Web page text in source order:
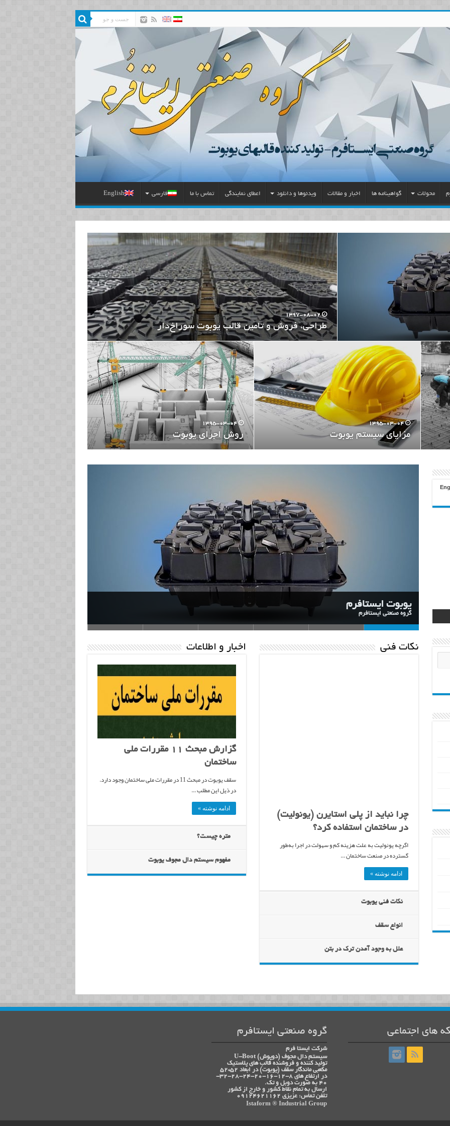
محولات گواهینامه ها اخبار و مقالات ویدئوها و دانلود اعطای نمایندگی تماس با ما فارسی English
1397-08-02
طراحی، فروش و تامین قالب یوبوت سوراخ‌دار
1395-03-04
مزایای سیستم یوبوت
1395-03-04
روش اجرای یوبوت
یوبوت ایستافرم
اخبار و اطلاعات
گزارش مبحث 11 مقررات ملی
ساختمان
سقف یوبوت در مبحث 11 در مقررات ملی ساختمان وجود دارد.
در ذیل این مطلب ...
ادامه نوشته »
متره چیست؟
مفهوم سیستم دال مجوف یوبوت
نکات فنی
چرا نباید از پلی استایرن (یونولیت)
در ساختمان استفاده کرد؟
اگرچه یونولیت به علت هزینه کم و سهولت در اجرا به‌طور
گسترده در صنعت ساختمان ...
ادامه نوشته »
نکات فنی یوبوت
انواع سقف
علل به وجود آمدن ترک در بتن
های اجتماعی گروه صنعتی ایستافرم
شرکت ایستا فرم
سیستم دال مجوف (دوپوش) U-Boot
تولید کننده و فروشنده قالب های پلاستیک
مکعبی ماندگار سقف (یوبوت) در ابعاد 52*52
در ارتفاع های 8-12-16-20-24-28-32-
40 به صورت دوبل و تک.
ارسال به تمام نقاط کشور و خارج از کشور
تلفن تماس: عزیزی 09124621162
Istaform ® Industrial Group